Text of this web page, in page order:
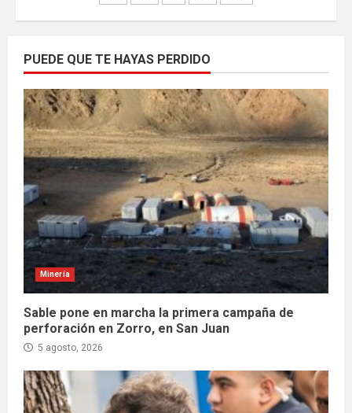
PUEDE QUE TE HAYAS PERDIDO
Minería
Sable pone en marcha la primera campaña de
perforación en Zorro, en San Juan
5 agosto, 2026